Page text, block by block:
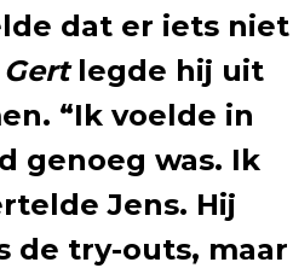
dat er iets niet
legde hij uit
“Ik voelde in
genoeg was. Ik
Jens. Hij
de try-outs, maar